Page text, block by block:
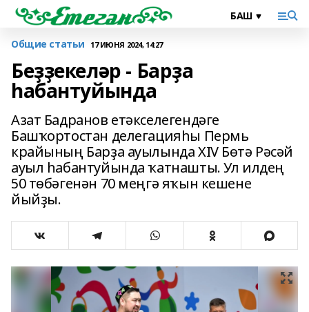
Общие статьи 17 ИЮНЯ 2024, 14:27
Беҙҙекеләр - Барҙа
һабантуйында
Азат Бадранов етәкселегендәге
Башҡортостан делегацияһы Пермь
крайының Барҙа ауылында XIV Бөтә Рәсәй
ауыл һабантуйында ҡатнашты. Ул илдең
50 төбәгенән 70 меңгә яҡын кешене
йыйҙы.